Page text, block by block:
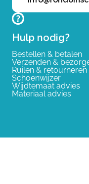
Hulp nodig?
Bestellen & betalen
Verzenden &
Ruilen & retourneren
Schoenwijzer
Wijdtemaat advies
Materiaal advies